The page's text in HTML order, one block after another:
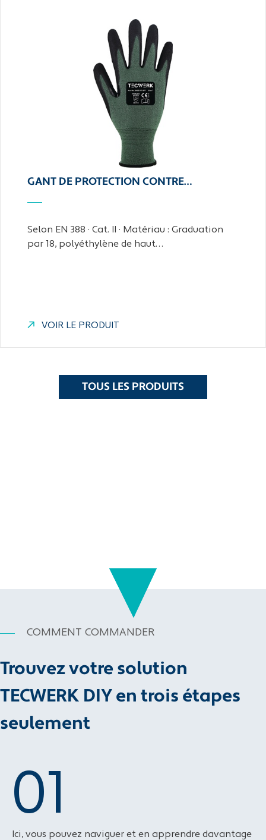
GANT DE PROTECTION CONTRE…
Selon EN 388 · Cat. II · Matériau : Graduation
par 18, polyéthylène de haut…
VOIR LE PRODUIT
TOUS LES PRODUITS
Trouvez votre solution
TECWERK DIY en trois étapes
seulement
COMMENT COMMANDER
01
Ici, vous pouvez naviguer et en apprendre davantage